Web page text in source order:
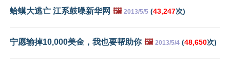
蛤蟆大逃亡 江系鼓噪新华网 🖼️ 2013/5/5 (43,247次)
宁愿输掉10,000美金，我也要帮助你 🖼️ 2013/5/4 (48,650次)